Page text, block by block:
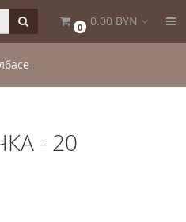
0 0.00 BYN
- 20